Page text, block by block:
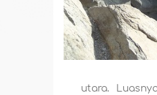
utara.